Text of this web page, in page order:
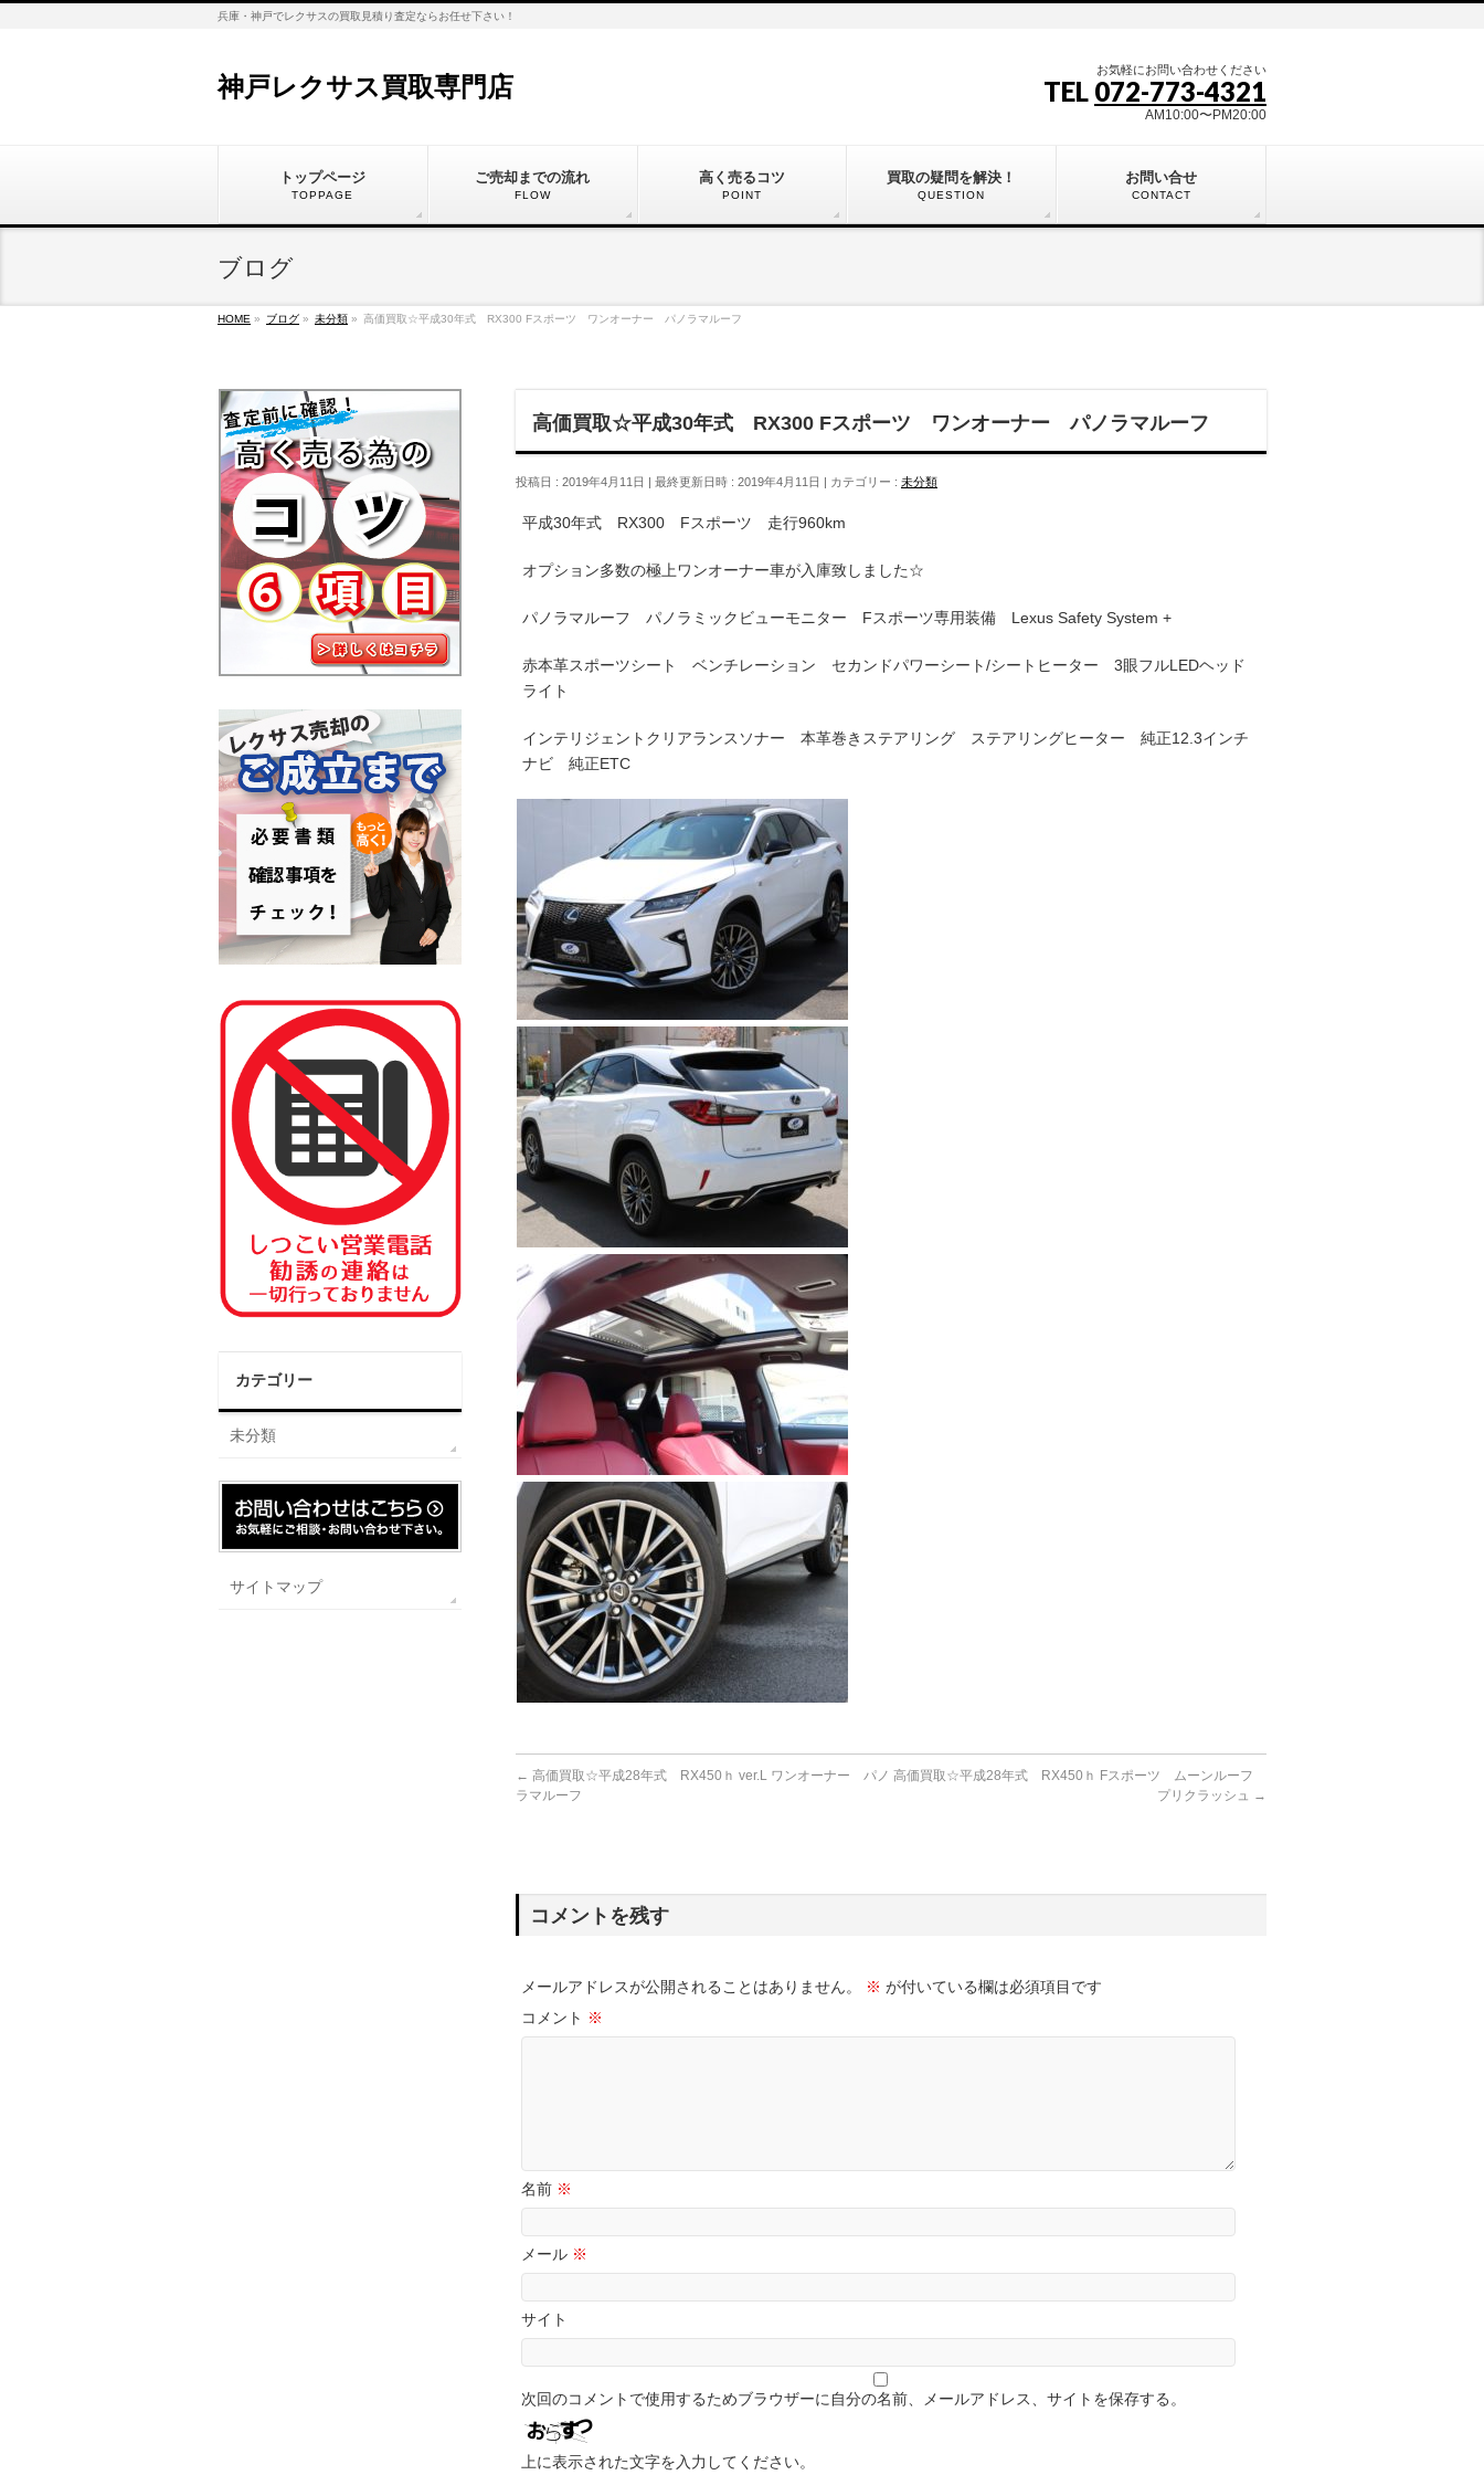
兵庫・神戸でレクサスの買取見積り査定ならお任せ下さい！
神戸レクサス買取専門店
お気軽にお問い合わせください
TEL 072-773-4321
AM10:00〜PM20:00
トップページ
TOPPAGE
ご売却までの流れ
FLOW
高く売るコツ
POINT
買取の疑問を解決！
QUESTION
お問い合せ
CONTACT
ブログ
HOME » ブログ » 未分類 » 高価買取☆平成30年式 RX300 Fスポーツ ワンオーナー パノラマルーフ
高価買取☆平成30年式 RX300 Fスポーツ ワンオーナー パノラマルーフ
投稿日 : 2019年4月11日 最終更新日時 : 2019年4月11日 カテゴリー : 未分類
平成30年式 RX300 Fスポーツ 走行960km
オプション多数の極上ワンオーナー車が入庫致しました☆
パノラマルーフ パノラミックビューモニター Fスポーツ専用装備 Lexus Safety System +
赤本革スポーツシート ベンチレーション セカンドパワーシート/シートヒーター 3眼フルLEDヘッド
ライト
インテリジェントクリアランスソナー 本革巻きステアリング ステアリングヒーター 純正12.3インチ
ナビ 純正ETC
← 高価買取☆平成28年式 RX450ｈ ver.L ワンオーナー パノ
ラマルーフ
高価買取☆平成28年式 RX450ｈ Fスポーツ ムーンルーフ
プリクラッシュ →
コメントを残す
メールアドレスが公開されることはありません。 ※ が付いている欄は必須項目です
コメント ※
名前 ※
メール ※
サイト
次回のコメントで使用するためブラウザーに自分の名前、メールアドレス、サイトを保存する。
上に表示された文字を入力してください。
カテゴリー
未分類
サイトマップ